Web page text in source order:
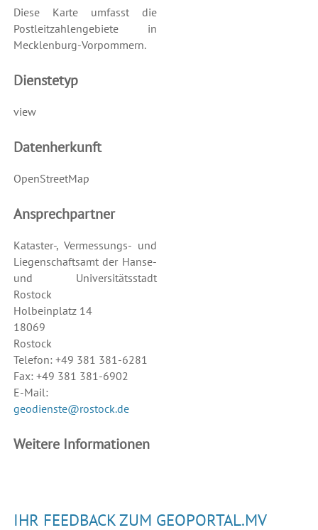
Diese Karte umfasst die
Postleitzahlengebiete in
Mecklenburg-Vorpommern.
Dienstetyp
view
Datenherkunft
OpenStreetMap
Ansprechpartner
Kataster-, Vermessungs- und
Liegenschaftsamt der Hanse-
und Universitätsstadt
Rostock
Holbeinplatz 14
18069
Rostock
Telefon: +49 381 381-6281
Fax: +49 381 381-6902
E-Mail:
geodienste@rostock.de
Weitere Informationen
IHR FEEDBACK ZUM GEOPORTAL.MV